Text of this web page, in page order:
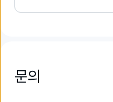
문의